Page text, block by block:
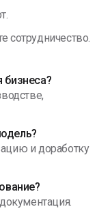
сотрудничество.
бизнеса?
и доработку